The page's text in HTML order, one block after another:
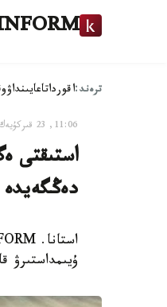
ترەند:اقورداتاعايىنداۋ
11:06, 23 قىركۇيەك 2025
استىقتى
ۇيىمداستىرۋ